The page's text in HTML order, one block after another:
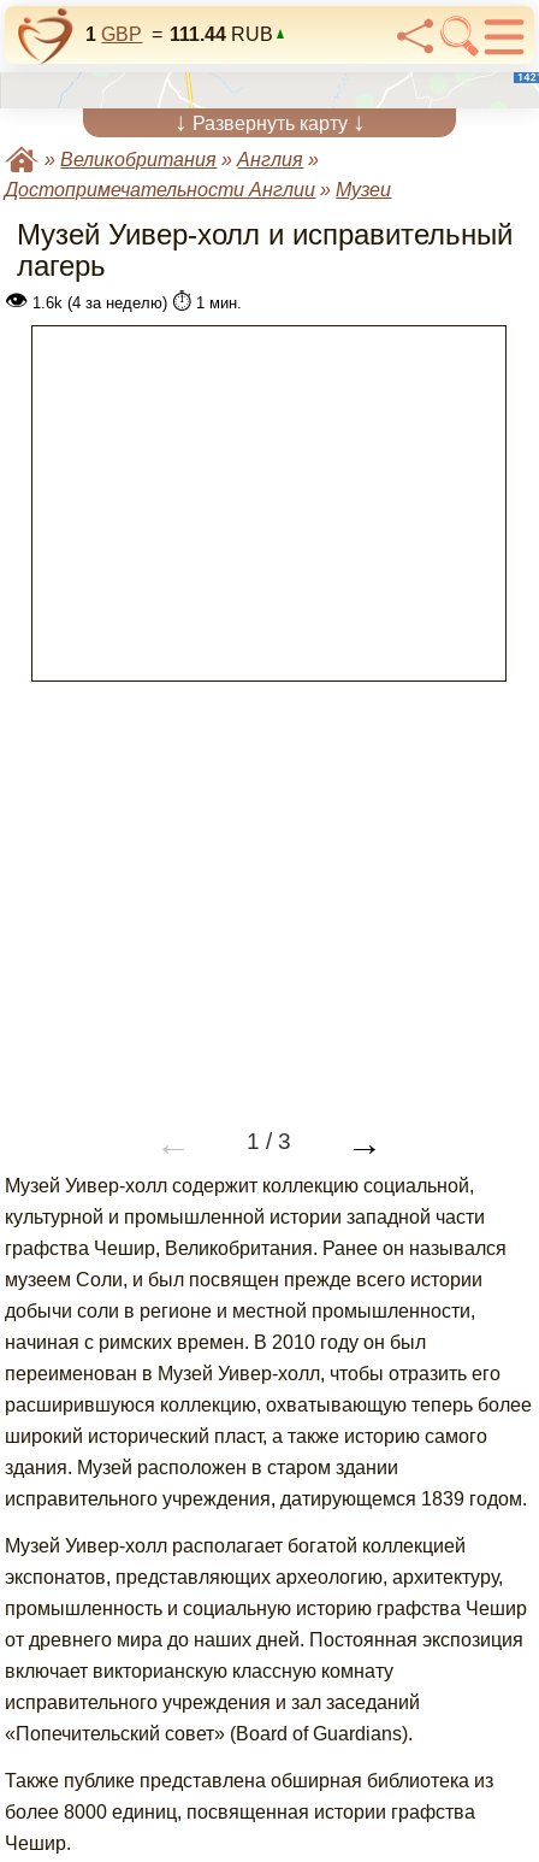
1 GBP = 111.44 RUB
↓ Развернуть карту ↓
»Великобритания »Англия »
Достопримечательности Англии »Музеи
Музей Уивер-холл и исправительный
лагерь
👁 1.6k (4 за неделю) ⏱️ 1 мин.
← 1 /3 →
Музей Уивер-холл содержит коллекцию социальной,
культурной и промышленной истории западной части
графства Чешир, Великобритания. Ранее он назывался
музеем Соли, и был посвящен прежде всего истории
добычи соли в регионе и местной промышленности,
начиная с римских времен. В 2010 году он был
переименован в Музей Уивер-холл, чтобы отразить его
расширившуюся коллекцию, охватывающую теперь более
широкий исторический пласт, а также историю самого
здания. Музей расположен в старом здании
исправительного учреждения, датирующемся 1839 годом.
Музей Уивер-холл располагает богатой коллекцией
экспонатов, представляющих археологию, архитектуру,
промышленность и социальную историю графства Чешир
от древнего мира до наших дней. Постоянная экспозиция
включает викторианскую классную комнату
исправительного учреждения и зал заседаний
«Попечительский совет» (Board of Guardians).
Также публике представлена обширная библиотека из
более 8000 единиц, посвященная истории графства
Чешир.